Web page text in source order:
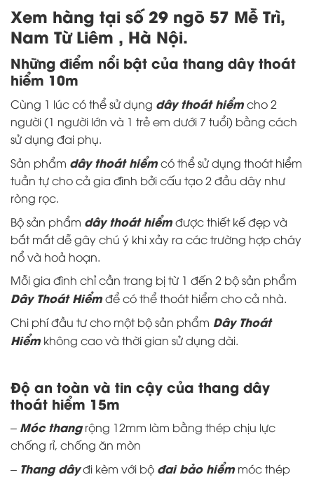
Xem hàng tại số 29 ngõ 57 Mễ Trì,
Nam Từ Liêm , Hà Nội.
Những điểm nổi bật của thang dây thoát
hiểm 10m
Cùng 1 lúc có thể sử dụng dây thoát hiểmcho 2
người (1 người lớn và 1 trẻ em dưới 7 tuổi) bằng cách
sử dụng đai phụ.
Sản phẩm dây thoát hiểmcó thể sử dụng thoát hiểm
tuần tự cho cả gia đình bởi cấu tạo 2 đầu dây như
ròng rọc.
Bộ sản phẩm dây thoát hiểmđược thiết kế đẹp và
bắt mắt dễ gây chú ý khi xảy ra các trường hợp cháy
nổ và hoả hoạn.
Mỗi gia đình chỉ cần trang bị từ 1 đến 2 bộ sản phẩm
Dây Thoát Hiểmđể có thể thoát hiểm cho cả nhà.
Chi phí đầu tư cho một bộ sản phẩm Dây Thoát
Hiểmkhông cao và thời gian sử dụng dài.
Độ an toàn và tin cậy của thang dây
thoát hiểm 15m
– Móc thang rộng 12mm làm bằng thép chịu lực
chống rỉ, chống ăn mòn
– Thang dâyđi kèm với bộ đai bảo hiểmmóc thép